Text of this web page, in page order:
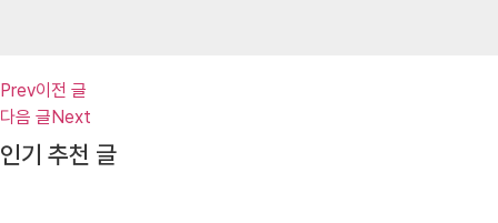
Prev이전 글
다음 글 Next
인기 추천 글